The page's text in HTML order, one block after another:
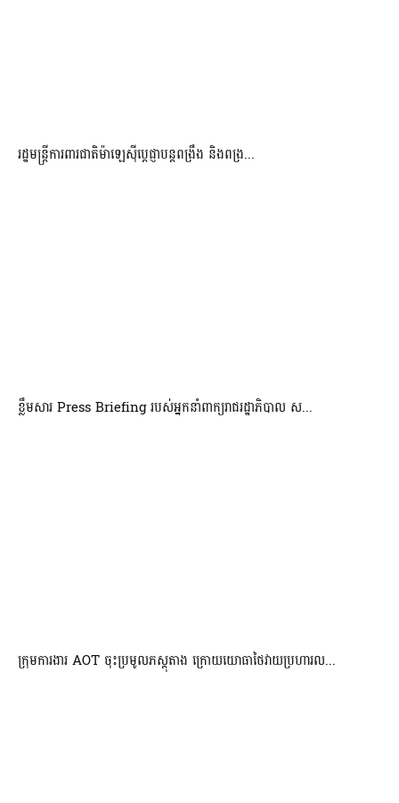
រដ្ឋមន្ត្រីការពារជាតិម៉ាឡេស៊ីប្ដេជ្ញាបន្តពង្រឹង និងពង្រ...
ខ្លឹមសារ Press Briefing របស់អ្នកនាំពាក្យរាជរដ្ឋាភិបាល ស...
ក្រុមការងារ AOT ចុះប្រមូលភស្តុតាង ក្រោយយោធាថៃវាយប្រហារល...